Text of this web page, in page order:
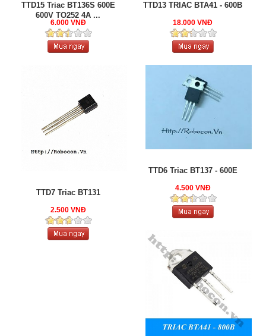
TTD15 Triac BT136S 600E
600V TO252 4A ...
6.000 VNĐ
TTD13 TRIAC BTA41 - 600B
18.000 VNĐ
TTD7 Triac BT131
2.500 VNĐ
TTD6 Triac BT137 - 600E
4.500 VNĐ